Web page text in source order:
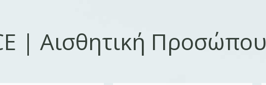
| Αισθητική Προσώπου